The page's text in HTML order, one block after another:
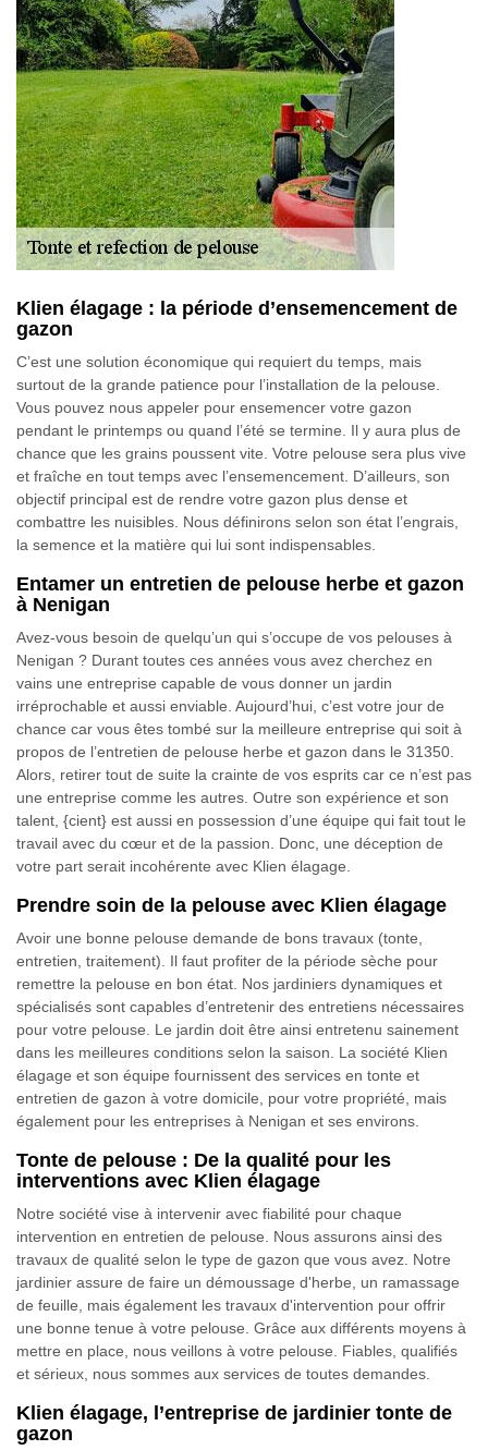
Klien élagage : la période d’ensemencement de
gazon
C’est une solution économique qui requiert du temps, mais
surtout de la grande patience pour l’installation de la pelouse.
Vous pouvez nous appeler pour ensemencer votre gazon
pendant le printemps ou quand l’été se termine. Il y aura plus de
chance que les grains poussent vite. Votre pelouse sera plus vive
et fraîche en tout temps avec l’ensemencement. D’ailleurs, son
objectif principal est de rendre votre gazon plus dense et
combattre les nuisibles. Nous définirons selon son état l’engrais,
la semence et la matière qui lui sont indispensables.
Entamer un entretien de pelouse herbe et gazon
à Nenigan
Avez-vous besoin de quelqu’un qui s’occupe de vos pelouses à
Nenigan ? Durant toutes ces années vous avez cherchez en
vains une entreprise capable de vous donner un jardin
irréprochable et aussi enviable. Aujourd’hui, c’est votre jour de
chance car vous êtes tombé sur la meilleure entreprise qui soit à
propos de l’entretien de pelouse herbe et gazon dans le 31350.
Alors, retirer tout de suite la crainte de vos esprits car ce n’est pas
une entreprise comme les autres. Outre son expérience et son
talent, {cient} est aussi en possession d’une équipe qui fait tout le
travail avec du cœur et de la passion. Donc, une déception de
votre part serait incohérente avec Klien élagage.
Prendre soin de la pelouse avec Klien élagage
Avoir une bonne pelouse demande de bons travaux (tonte,
entretien, traitement). Il faut profiter de la période sèche pour
remettre la pelouse en bon état. Nos jardiniers dynamiques et
spécialisés sont capables d’entretenir des entretiens nécessaires
pour votre pelouse. Le jardin doit être ainsi entretenu sainement
dans les meilleures conditions selon la saison. La société Klien
élagage et son équipe fournissent des services en tonte et
entretien de gazon à votre domicile, pour votre propriété, mais
également pour les entreprises à Nenigan et ses environs.
Tonte de pelouse : De la qualité pour les
interventions avec Klien élagage
Notre société vise à intervenir avec fiabilité pour chaque
intervention en entretien de pelouse. Nous assurons ainsi des
travaux de qualité selon le type de gazon que vous avez. Notre
jardinier assure de faire un démoussage d'herbe, un ramassage
de feuille, mais également les travaux d'intervention pour offrir
une bonne tenue à votre pelouse. Grâce aux différents moyens à
mettre en place, nous veillons à votre pelouse. Fiables, qualifiés
et sérieux, nous sommes aux services de toutes demandes.
Klien élagage, l’entreprise de jardinier tonte de
gazon